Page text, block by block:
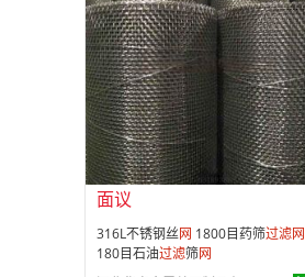
面议
会员注册：第 10 年
经营模式：生产制造
成立日期：2014-11-24
供应产品：199 条
面议
316L不锈钢丝网 1800目药筛过滤网
180目石油过滤筛网